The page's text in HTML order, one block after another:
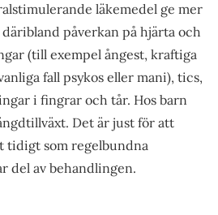
läkemedel ge mer
påverkan på hjärta och
(till exempel ångest, kraftiga
fall psykos eller mani), tics,
i fingrar och tår. Hos barn
Det är just för att
tidigt som regelbundna
del av behandlingen.